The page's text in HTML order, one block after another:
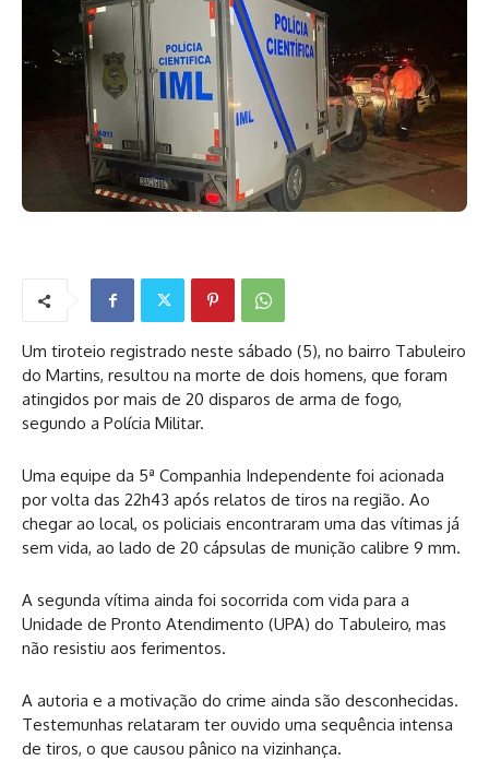
Um tiroteio registrado neste sábado (5), no bairro Tabuleiro
do Martins, resultou na morte de dois homens, que foram
atingidos por mais de 20 disparos de arma de fogo,
segundo a Polícia Militar.
Uma equipe da 5ª Companhia Independente foi acionada
por volta das 22h43 após relatos de tiros na região. Ao
chegar ao local, os policiais encontraram uma das vítimas já
sem vida, ao lado de 20 cápsulas de munição calibre 9 mm.
A segunda vítima ainda foi socorrida com vida para a
Unidade de Pronto Atendimento (UPA) do Tabuleiro, mas
não resistiu aos ferimentos.
A autoria e a motivação do crime ainda são desconhecidas.
Testemunhas relataram ter ouvido uma sequência intensa
de tiros, o que causou pânico na vizinhança.